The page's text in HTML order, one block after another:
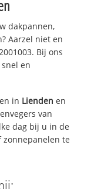
dakpannen,
Aarzel niet en
Bij ons
en
in Lienden en
van
dag bij u in de
te